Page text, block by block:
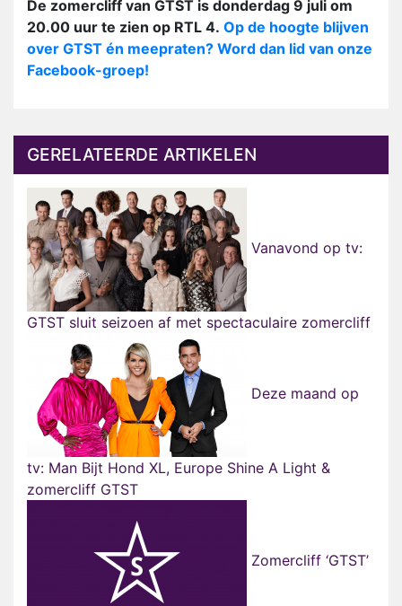
De zomercliff van GTST is donderdag 9 juli om
20.00 uur te zien op RTL 4. Op de hoogte blijven
over GTST én meepraten? Word dan lid van onze
Facebook-groep!
GERELATEERDE ARTIKELEN
Vanavond op tv:
GTST sluit seizoen af met spectaculaire zomercliff
Deze maand op
tv: Man Bijt Hond XL, Europe Shine A Light &
zomercliff GTST
Zomercliff ‘GTST’